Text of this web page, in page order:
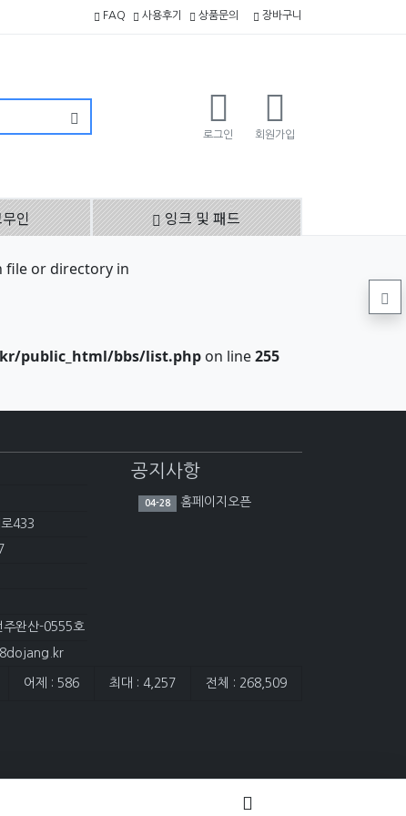
FAQ 사용후기 상품문의 장바구니
로그인 회원가입
인 잉크 및 패드
file or directory in
public_html/bbs/list.php on line255
433
주완산-0555호
공지사항
04-28 홈페이지오픈
어제 : 586 최대 : 4,257 전체 : 268,509
개수